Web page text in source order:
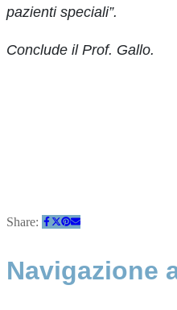
pazienti speciali”.
Conclude il Prof. Gallo.
Share:
Navigazione